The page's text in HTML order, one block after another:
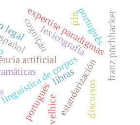
linguística de corpus
artificial
cognição
expertise paradigmas
estandarización
portugués
portuguêsfranz pöchhacker
libras
lexicografia
pln
velhice discursos